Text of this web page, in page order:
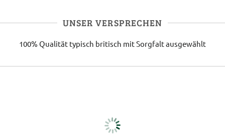
UNSER VERSPRECHEN
100% Qualität typisch britisch mit Sorgfalt ausgewählt